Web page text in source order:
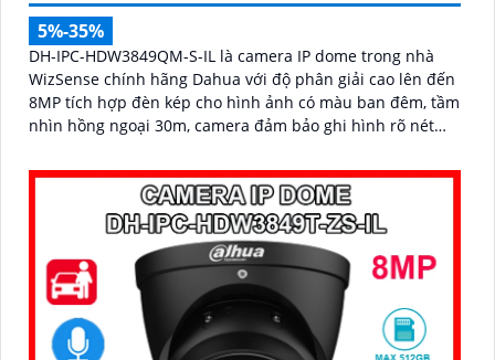
5%-35%
DH-IPC-HDW3849QM-S-IL là camera IP dome trong nhà
WizSense chính hãng Dahua với độ phân giải cao lên đến
8MP tích hợp đèn kép cho hình ảnh có màu ban đêm, tầm
nhìn hồng ngoại 30m, camera đảm bảo ghi hình rõ nét
512GB, tích hợp micro ghi âm, chuẩn POE và khả năng
nhận diện chính xác người và phương tiện giám sát an